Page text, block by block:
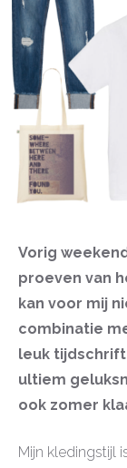
Vorig
proeven van
kan voor mij
combinatie
leuk
ultiem
ook zomer
Mijn kledingstijl